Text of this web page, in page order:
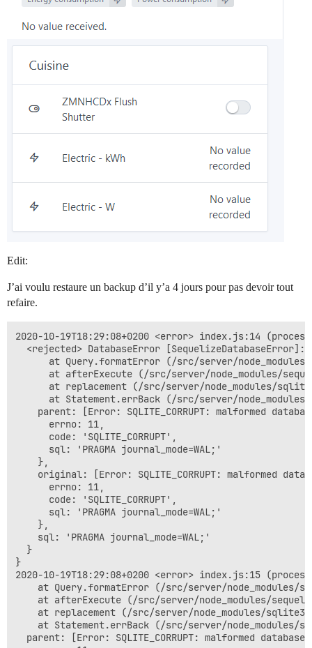
Edit:
J’ai voulu restaure un backup d’il y’a 4 jours pour pas devoir tout
refaire.
2020-10-19T18:29:08+0200 <error> index.js:14
<rejected> DatabaseError
at Query.formatError (/src/server/
at afterExecute (/src/server/node_modules/
at replacement (/src/server/node_modules/
at Statement.errBack (/src/server/
parent: [Error: SQLITE_CORRUPT: malformed
      errno: 11,
      code: 'SQLITE_CORRUPT',
      sql: 'PRAGMA journal_mode=WAL;'
    },
original: [Error: SQLITE_CORRUPT: malformed
      errno: 11,
      code: 'SQLITE_CORRUPT',
      sql: 'PRAGMA journal_mode=WAL;'
    },
    sql: 'PRAGMA journal_mode=WAL;'
  }
}
2020-10-19T18:29:08+0200 <error> index.js:15
at Query.formatError (/src/server/node_modules/
at afterExecute (/src/server/node_modules/
at replacement (/src/server/node_modules/
at Statement.errBack (/src/server/node_modules/
parent: [Error: SQLITE_CORRUPT: malformed